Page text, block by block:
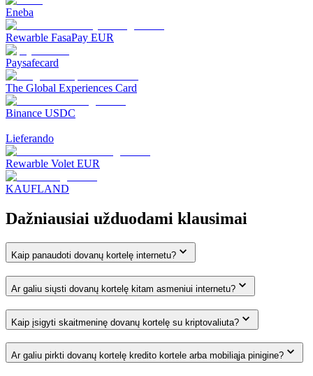
Eneba
Rewarble FasaPay EUR
Paysafecard
The Global Experiences Card
Binance USDC
Lieferando
Rewarble Volet EUR
KAUFLAND
Dažniausiai užduodami klausimai
Kaip panaudoti dovanų kortelę internetu?
Ar galiu siųsti dovanų kortelę kitam asmeniui internetu?
Kaip įsigyti skaitmeninę dovanų kortelę su kriptovaliuta?
Ar galiu pirkti dovanų kortelę kredito kortele arba mobiliąja pinigine?